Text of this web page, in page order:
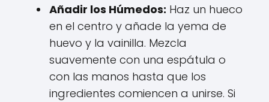
Añadir los Húmedos: Haz un hueco
en el centro y añade la yema de
huevo y la vainilla. Mezcla
suavemente con una espátula o
con las manos hasta que los
ingredientes comiencen a unirse. Si